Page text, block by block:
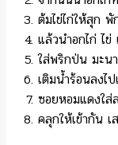
ต้มไข่ไก่ให้สุก พั
แล้วนำอกไก่ ไข่
ใส่พริกป่น มะน
เติมน้ำร้อนลงไ
ซอยหอมแดงใส่
คลุกให้เข้ากัน เ